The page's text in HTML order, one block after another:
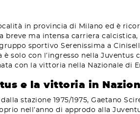
in provincia di Milano ed è
breve ma intensa carriera
sportivo Serenissima a
solo con l’ingresso nella Juventus
con la vittoria nella Nazionale di
e la vittoria in
stazione 1975/1975, Gaetano
nell’anno di approdo alla